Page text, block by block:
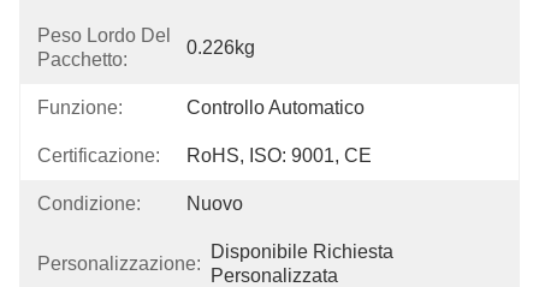
Peso Lordo Del
Pacchetto:
0.226kg
Funzione: Controllo Automatico
Certificazione: RoHS, ISO: 9001, CE
Condizione: Nuovo
Personalizzazione:
Disponibile Richiesta
Personalizzata